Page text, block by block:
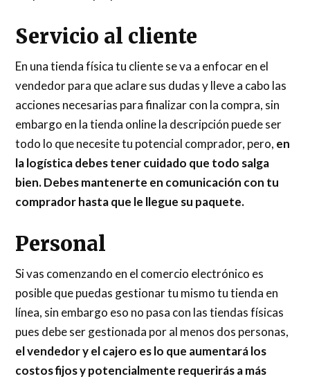
Servicio al cliente
En una tienda física tu cliente se va a enfocar en el
vendedor para que aclare sus dudas y lleve a cabo las
acciones necesarias para finalizar con la compra, sin
embargo en la tienda online la descripción puede ser
todo lo que necesite tu potencial comprador, pero, en
la logística debes tener cuidado que todo salga
bien. Debes mantenerte en comunicación con tu
comprador hasta que le llegue su paquete.
Personal
Si vas comenzando en el comercio electrónico es
posible que puedas gestionar tu mismo tu tienda en
línea, sin embargo eso no pasa con las tiendas físicas
pues debe ser gestionada por al menos dos personas,
el vendedor y el cajero es lo que aumentará los
costos fijos y potencialmente requerirás a más